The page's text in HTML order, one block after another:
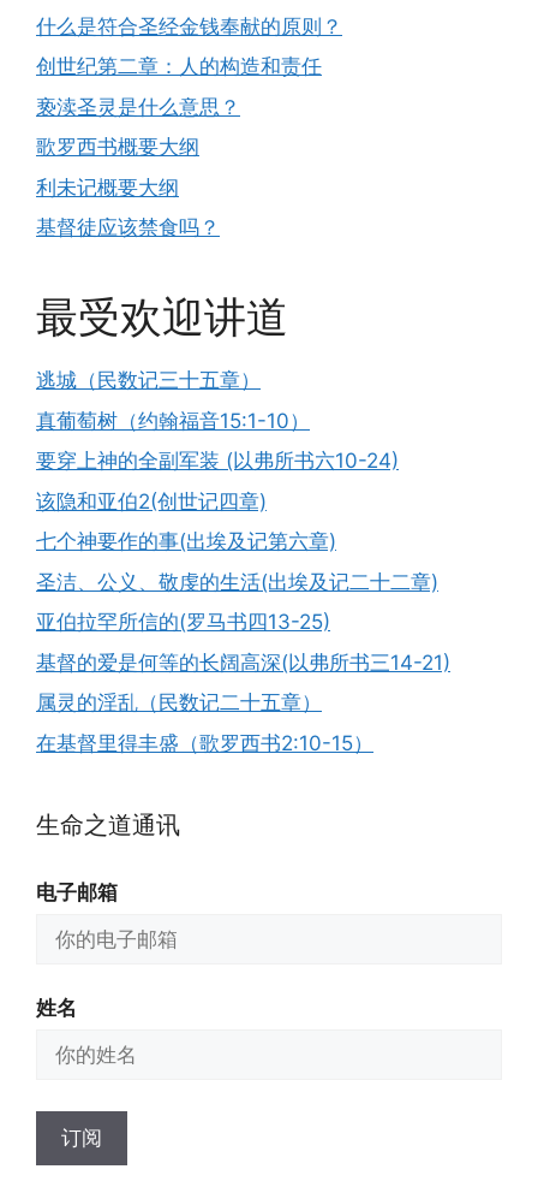
什么是符合圣经金钱奉献的原则？
创世纪第二章：人的构造和责任
亵渎圣灵是什么意思？
歌罗西书概要大纲
利未记概要大纲
基督徒应该禁食吗？
最受欢迎讲道
逃城（民数记三十五章）
真葡萄树（约翰福音15:1-10）
要穿上神的全副军装 (以弗所书六10-24)
该隐和亚伯2(创世记四章)
七个神要作的事(出埃及记第六章)
圣洁、公义、敬虔的生活(出埃及记二十二章)
亚伯拉罕所信的(罗马书四13-25)
基督的爱是何等的长阔高深(以弗所书三14-21)
属灵的淫乱（民数记二十五章）
在基督里得丰盛（歌罗西书2:10-15）
生命之道通讯
电子邮箱
姓名